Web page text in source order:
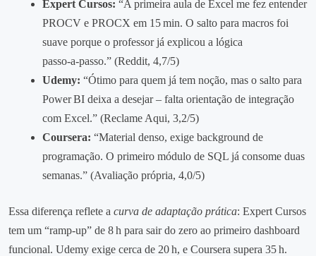
Expert Cursos: “A primeira aula de Excel me fez entender
PROCV e PROCX em 15 min. O salto para macros foi
suave porque o professor já explicou a lógica
passo‑a‑passo.” (Reddit, 4,7/5)
Udemy: “Ótimo para quem já tem noção, mas o salto para
Power BI deixa a desejar – falta orientação de integração
com Excel.” (Reclame Aqui, 3,2/5)
Coursera: “Material denso, exige background de
programação. O primeiro módulo de SQL já consome duas
semanas.” (Avaliação própria, 4,0/5)
Essa diferença reflete a curva de adaptação prática: Expert Cursos
tem um “ramp‑up” de 8 h para sair do zero ao primeiro dashboard
funcional. Udemy exige cerca de 20 h, e Coursera supera 35 h.